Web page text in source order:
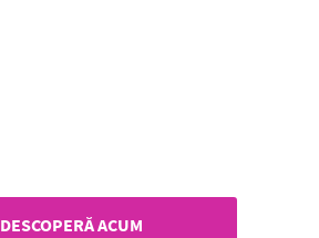
DESCOPERĂ ACUM